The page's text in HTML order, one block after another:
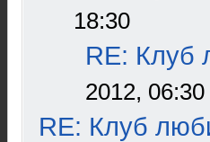
18:30
RE: Клуб
2012, 06:30
RE: Клуб